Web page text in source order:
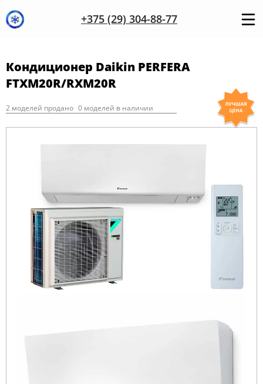
+375 (29) 304-88-77
Кондиционер Daikin PERFERA
FTXM20R/RXM20R
2 моделей продано 0 моделей в наличии